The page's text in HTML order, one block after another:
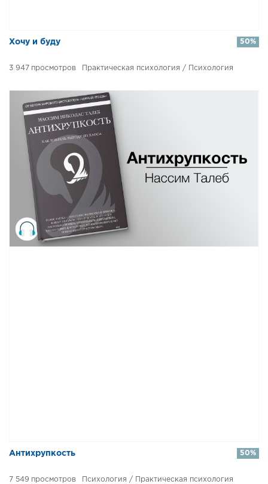
Хочу и буду
3 947 Практическая психология / Психология
50%
Антихрупкость
7 549 Психология / Практическая психология
50%